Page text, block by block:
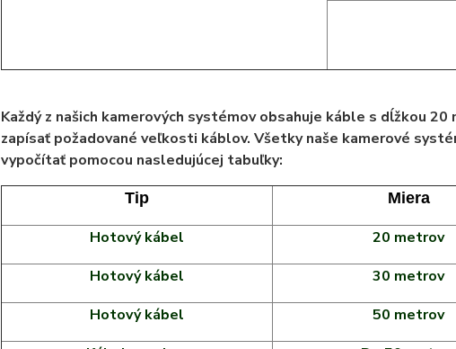
Každý z našich kamerových systémov obsahuje káble s dĺžkou
zapísať požadované veľkosti káblov. Všetky naše kamerové
vypočítať pomocou nasledujúcej tabuľky:
Tip Miera
Hotový kábel 20 metrov
Hotový kábel
30 metrov
Hotový kábel
50 metrov